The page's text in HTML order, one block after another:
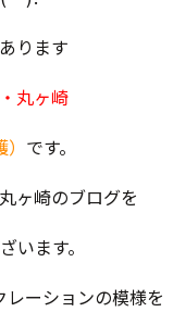
ります
丸ヶ崎
です。
ヶ崎のブログを
います。
ーションの模様を